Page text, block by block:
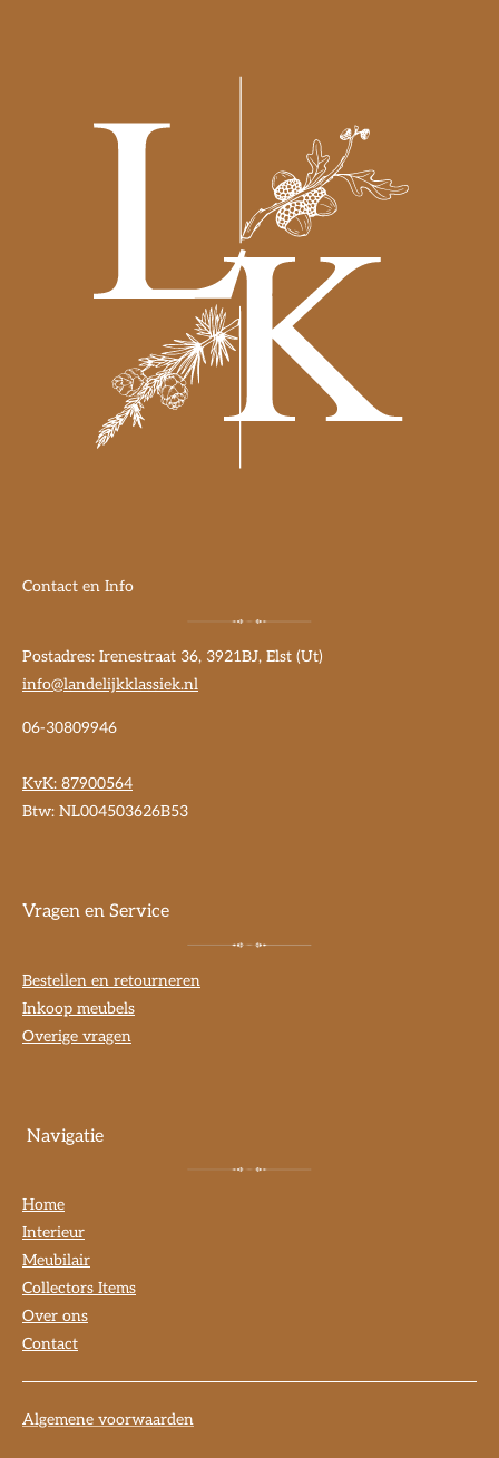
Contact en Info
Postadres: Irenestraat 36, 3921BJ, Elst (Ut)
info@landelijkklassiek.nl
06-30809946
KvK: 87900564
Btw: NL004503626B53
Vragen en Service
Bestellen en retourneren
Inkoop meubels
Overige vragen
Navigatie
Home
Interieur
Meubilair
Collectors Items
Over ons
Contact
Algemene voorwaarden